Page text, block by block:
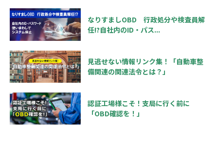
なりすましOBD 行政処分や検査員解
任!?自社内のID・パス...
見逃せない情報リンク集！「自動車整
備関連の関連法令とは？」
認証工場様こそ！支局に行く前に
「OBD確認を！」